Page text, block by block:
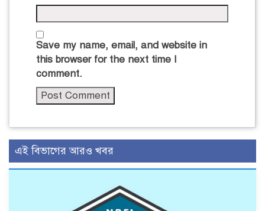
Save my name, email, and website in
this browser for the next time I
comment.
এই বিভাগের আরও খবর